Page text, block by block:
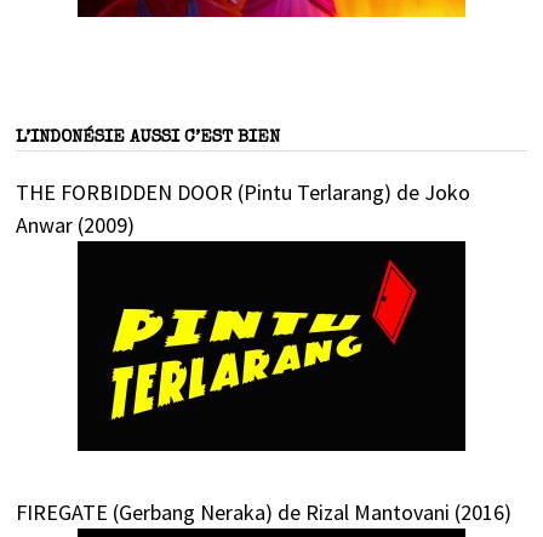
L’INDONÉSIE AUSSI C’EST BIEN
THE FORBIDDEN DOOR (Pintu Terlarang) de Joko
Anwar (2009)
FIREGATE (Gerbang Neraka) de Rizal Mantovani (2016)